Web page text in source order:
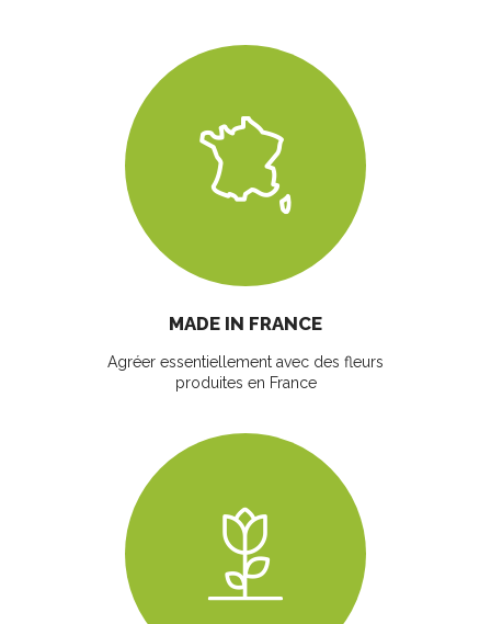
MADE IN FRANCE
Agréer essentiellement avec des fleurs
produites en France